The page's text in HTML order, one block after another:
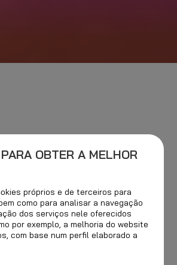
OBTER A MELHOR
próprios e de terceiros para
como para analisar a navegação
dos serviços nele oferecidos
por exemplo, a melhoria do website
com base num perfil elaborado a